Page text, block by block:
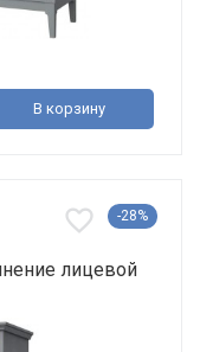
В корзину
-28%
лицевой